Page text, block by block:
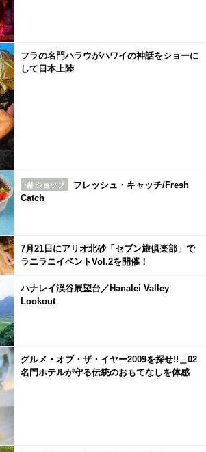
フラの名門ハラウがハワイの神話をショーに
して日本上陸
フレッシュ・キャッチ/Fresh
Catch
7月21日にアリオ北砂「セブン旅倶楽部」で
ラニラニイベントVol.2を開催！
ハナレイ渓谷展望台／Hanalei Valley
Lookout
グルメ・オブ・ザ・イヤー2009を探せ!!＿02
名門ホテルが守る伝統のおもてなしを体感